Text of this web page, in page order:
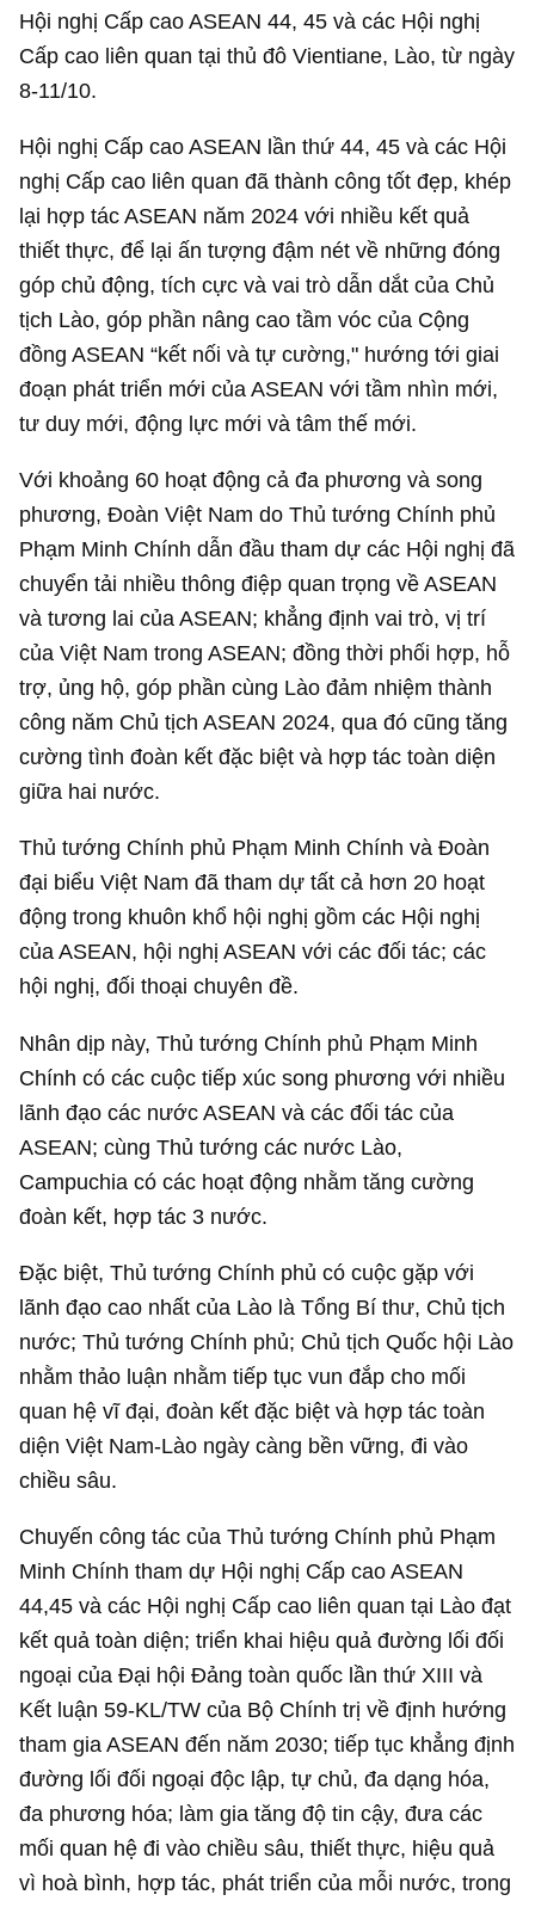
Hội nghị Cấp cao ASEAN 44, 45 và các Hội nghị
Cấp cao liên quan tại thủ đô Vientiane, Lào, từ ngày
8-11/10.
Hội nghị Cấp cao ASEAN lần thứ 44, 45 và các Hội
nghị Cấp cao liên quan đã thành công tốt đẹp, khép
lại hợp tác ASEAN năm 2024 với nhiều kết quả
thiết thực, để lại ấn tượng đậm nét về những đóng
góp chủ động, tích cực và vai trò dẫn dắt của Chủ
tịch Lào, góp phần nâng cao tầm vóc của Cộng
đồng ASEAN “kết nối và tự cường," hướng tới giai
đoạn phát triển mới của ASEAN với tầm nhìn mới,
tư duy mới, động lực mới và tâm thế mới.
Với khoảng 60 hoạt động cả đa phương và song
phương, Đoàn Việt Nam do Thủ tướng Chính phủ
Phạm Minh Chính dẫn đầu tham dự các Hội nghị đã
chuyển tải nhiều thông điệp quan trọng về ASEAN
và tương lai của ASEAN; khẳng định vai trò, vị trí
của Việt Nam trong ASEAN; đồng thời phối hợp, hỗ
trợ, ủng hộ, góp phần cùng Lào đảm nhiệm thành
công năm Chủ tịch ASEAN 2024, qua đó cũng tăng
cường tình đoàn kết đặc biệt và hợp tác toàn diện
giữa hai nước.
Thủ tướng Chính phủ Phạm Minh Chính và Đoàn
đại biểu Việt Nam đã tham dự tất cả hơn 20 hoạt
động trong khuôn khổ hội nghị gồm các Hội nghị
của ASEAN, hội nghị ASEAN với các đối tác; các
hội nghị, đối thoại chuyên đề.
Nhân dịp này, Thủ tướng Chính phủ Phạm Minh
Chính có các cuộc tiếp xúc song phương với nhiều
lãnh đạo các nước ASEAN và các đối tác của
ASEAN; cùng Thủ tướng các nước Lào,
Campuchia có các hoạt động nhằm tăng cường
đoàn kết, hợp tác 3 nước.
Đặc biệt, Thủ tướng Chính phủ có cuộc gặp với
lãnh đạo cao nhất của Lào là Tổng Bí thư, Chủ tịch
nước; Thủ tướng Chính phủ; Chủ tịch Quốc hội Lào
nhằm thảo luận nhằm tiếp tục vun đắp cho mối
quan hệ vĩ đại, đoàn kết đặc biệt và hợp tác toàn
diện Việt Nam-Lào ngày càng bền vững, đi vào
chiều sâu.
Chuyến công tác của Thủ tướng Chính phủ Phạm
Minh Chính tham dự Hội nghị Cấp cao ASEAN
44,45 và các Hội nghị Cấp cao liên quan tại Lào đạt
kết quả toàn diện; triển khai hiệu quả đường lối đối
ngoại của Đại hội Đảng toàn quốc lần thứ XIII và
Kết luận 59-KL/TW của Bộ Chính trị về định hướng
tham gia ASEAN đến năm 2030; tiếp tục khẳng định
đường lối đối ngoại độc lập, tự chủ, đa dạng hóa,
đa phương hóa; làm gia tăng độ tin cậy, đưa các
mối quan hệ đi vào chiều sâu, thiết thực, hiệu quả
vì hoà bình, hợp tác, phát triển của mỗi nước, trong